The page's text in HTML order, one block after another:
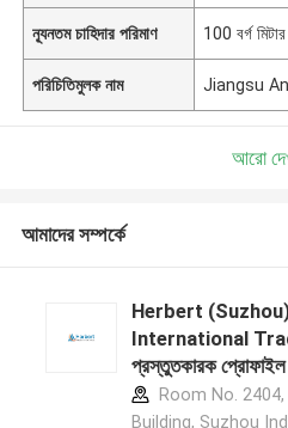
ন্যূনতম চাহিদার পরিমাণ 100 বর্গ মিটার
পরিচিতিমুলক নাম Jiangsu
আরো
আমাদের সম্পর্কে
Herbert
International
প্রস্তুতকারক প্রোফাইল
Room No.
Building, Suzhou